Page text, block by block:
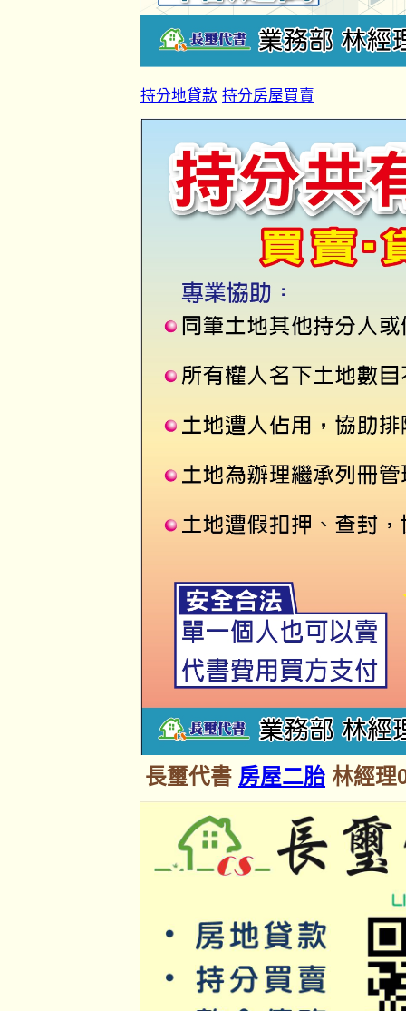
持分地貸款 持分房屋買賣
長璽代書 房屋二胎 林經理